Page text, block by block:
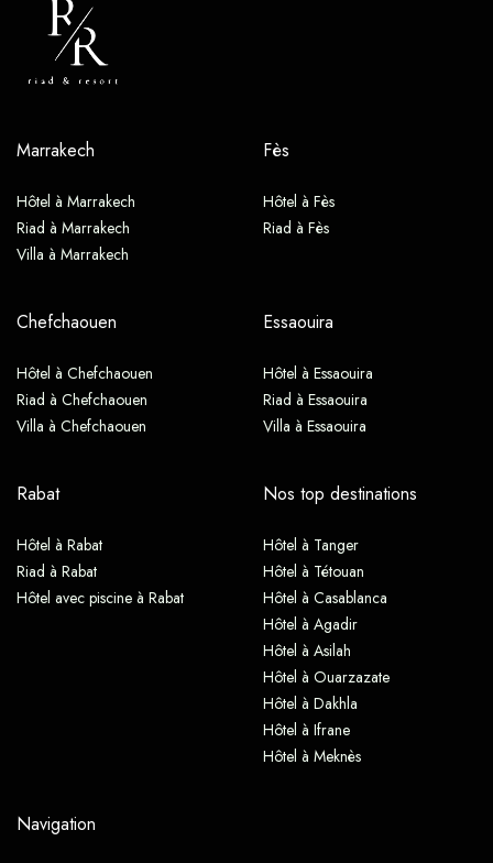
Marrakech
Hôtel à Marrakech
Riad à Marrakech
Villa à Marrakech
Fès
Hôtel à Fès
Riad à Fès
Chefchaouen
Hôtel à Chefchaouen
Riad à Chefchaouen
Villa à Chefchaouen
Essaouira
Hôtel à Essaouira
Riad à Essaouira
Villa à Essaouira
Rabat
Hôtel à Rabat
Riad à Rabat
Hôtel avec piscine à Rabat
Nos top destinations
Hôtel à Tanger
Hôtel à Tétouan
Hôtel à Casablanca
Hôtel à Agadir
Hôtel à Asilah
Hôtel à Ouarzazate
Hôtel à Dakhla
Hôtel à Ifrane
Hôtel à Meknès
Navigation